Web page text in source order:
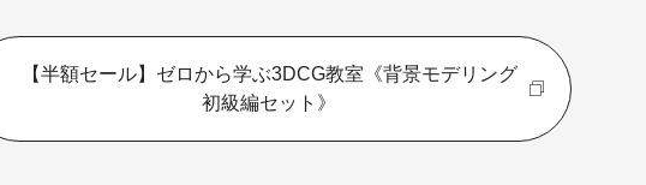
【半額セール】ゼロから学ぶ3DCG教室《背景モデリング
初級編セット》